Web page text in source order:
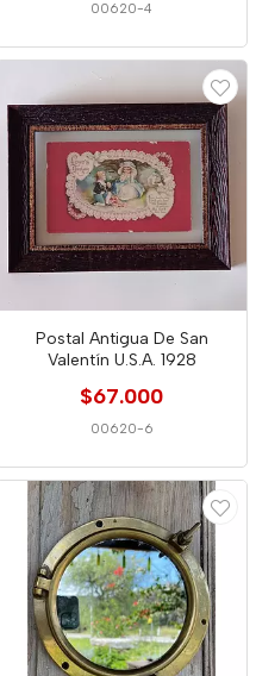
00620-4
Postal Antigua De San
Valentín U.S.A. 1928
$67.000
00620-6